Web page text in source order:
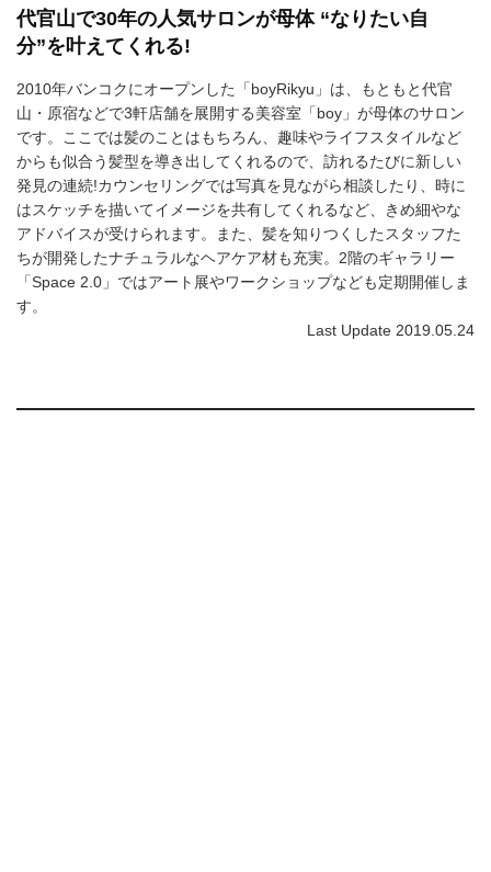
代官山で30年の人気サロンが母体 “なりたい自
分”を叶えてくれる!
2010年バンコクにオープンした「boyRikyu」は、もともと代官
山・原宿などで3軒店舗を展開する美容室「boy」が母体のサロン
です。ここでは髪のことはもちろん、趣味やライフスタイルなど
からも似合う髪型を導き出してくれるので、訪れるたびに新しい
発見の連続!カウンセリングでは写真を見ながら相談したり、時に
はスケッチを描いてイメージを共有してくれるなど、きめ細やな
アドバイスが受けられます。また、髪を知りつくしたスタッフた
ちが開発したナチュラルなヘアケア材も充実。2階のギャラリー
「Space 2.0」ではアート展やワークショップなども定期開催しま
す。
Last Update 2019.05.24